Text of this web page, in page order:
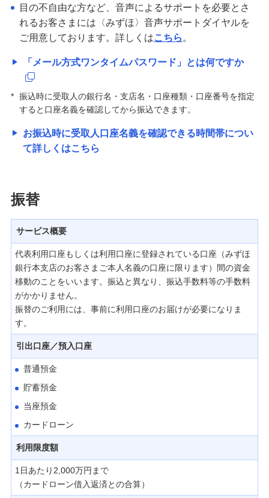
セキュリティの取り組み
みずほダイレクトの基本操作/変更手続き
みずほマイレージクラブ
みずほプレミアムクラブ
住宅ローン・カードローン
貯める・増やす
預金・NISA・資産運用
備える
相続・保険
学ぶ・考える
生涯学習
お客さまサポート
困ったときは・よくあるご質問
みずほ銀行について
目の不自由な方など、音声によるサポートを必要とさ
れるお客さまには〈みずほ〉音声サポートダイヤルを
ご用意しております。詳しくはこちら 。
「メール方式ワンタイムパスワード」とは何ですか
* 振込時に受取人の銀行名・支店名・口座種類・口座番号を指定
すると口座名義を確認してから振込できます。
お振込時に受取人口座名義を確認できる時間帯につい
て詳しくはこちら
振替
サービス概要
代表利用口座もしくは利用口座に登録されている口座（みずほ
銀行本支店のお客さまご本人名義の口座に限ります）間の資金
移動のことをいいます。振込と異なり、振込手数料等の手数料
がかかりません。
振替のご利用には、事前に利用口座のお届けが必要になりま
す。
引出口座／預入口座
普通預金
貯蓄預金
当座預金
カードローン
利用限度額
1日あたり2,000万円まで
（カードローン借入返済との合算）